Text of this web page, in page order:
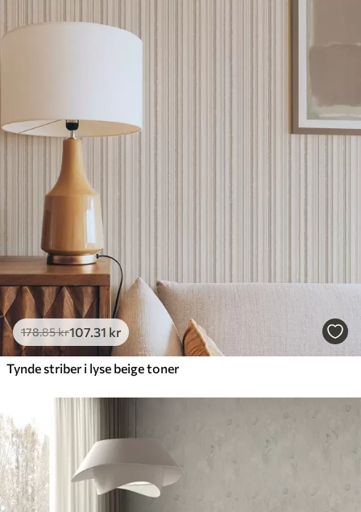
178.85kr107.31 kr
Tynde striber i lyse beige toner